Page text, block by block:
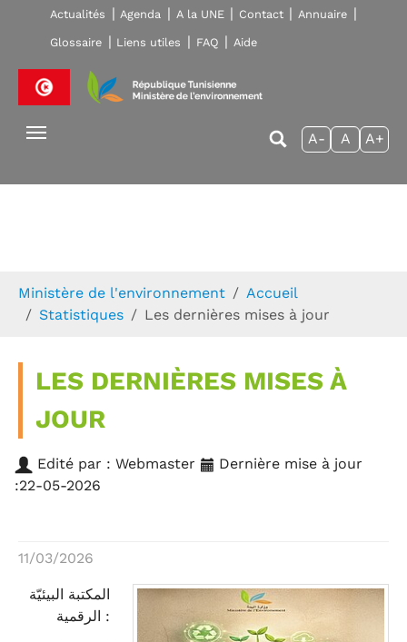
Skip to main navigation
Aller au contenu principal
Skip to page footer
Actualités Agenda A la UNE Contact Annuaire
Glossaire Liens utiles FAQ Aide
A- A A+
Ministère de l'environnement
Accueil
Statistiques
Les dernières mises à jour
LES DERNIÈRES MISES À
JOUR
Edité par : Webmaster
Dernière mise à jour
:22-05-2026
11/03/2026
المكتبة البيئيّة
الرقمية :